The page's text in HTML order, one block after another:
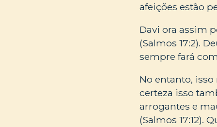
afeições estão
Davi ora assim
(Salmos 17:2).
sempre fará
No entanto,
certeza isso
arrogantes e
(Salmos 17:12).